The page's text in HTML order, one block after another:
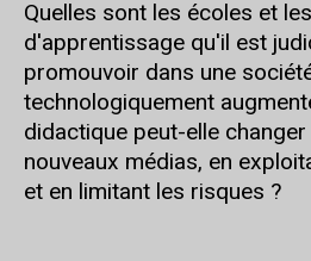
Quelles sont les écoles et
d'apprentissage qu'il est
promouvoir dans une
technologiquement
didactique peut-elle
nouveaux médias, en
et en limitant les risques ?